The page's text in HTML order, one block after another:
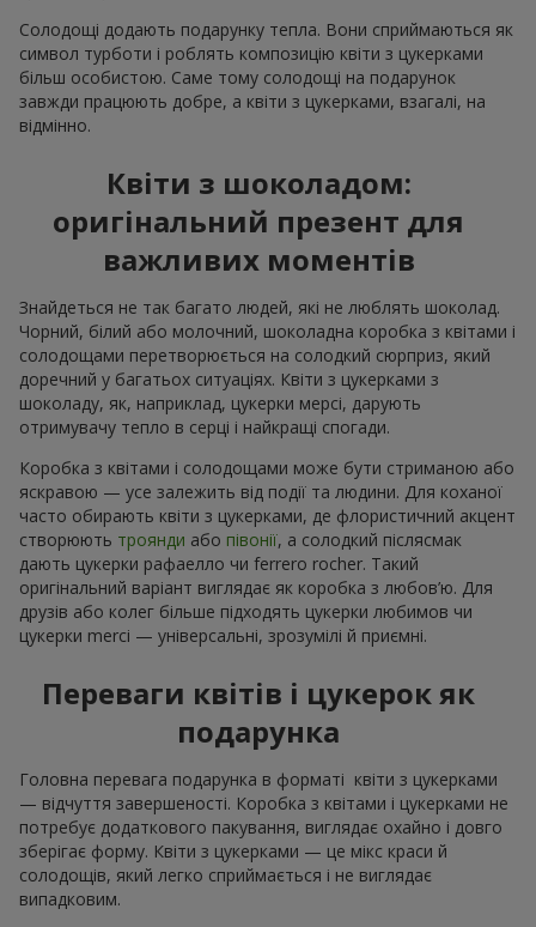
Солодощі додають подарунку тепла. Вони сприймаються як
символ турботи і роблять композицію квіти з цукерками
більш особистою. Саме тому солодощі на подарунок
завжди працюють добре, а квіти з цукерками, взагалі, на
відмінно.
Квіти з шоколадом:
оригінальний презент для
важливих моментів
Знайдеться не так багато людей, які не люблять шоколад.
Чорний, білий або молочний, шоколадна коробка з квітами і
солодощами перетворюється на солодкий сюрприз, який
доречний у багатьох ситуаціях. Квіти з цукерками з
шоколаду, як, наприклад, цукерки мерсі, дарують
отримувачу тепло в серці і найкращі спогади.
Коробка з квітами і солодощами може бути стриманою або
яскравою — усе залежить від події та людини. Для коханої
часто обирають квіти з цукерками, де флористичний акцент
створюють троянди або півонії, а солодкий післясмак
дають цукерки рафаелло чи ferrero rocher. Такий
оригінальний варіант виглядає як коробка з любов’ю. Для
друзів або колег більше підходять цукерки любимов чи
цукерки merci — універсальні, зрозумілі й приємні.
Переваги квітів і цукерок як
подарунка
Головна перевага подарунка в форматі квіти з цукерками
— відчуття завершеності. Коробка з квітами і цукерками не
потребує додаткового пакування, виглядає охайно і довго
зберігає форму. Квіти з цукерками — це мікс краси й
солодощів, який легко сприймається і не виглядає
випадковим.